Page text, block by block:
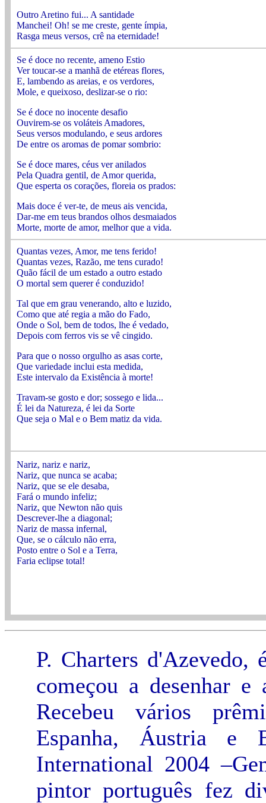
Outro Aretino fui... A santidade
Manchei! Oh! se me creste, gente ímpia,
Rasga meus versos, crê na eternidade!
Se é doce no recente, ameno Estio
Ver toucar-se a manhã de etéreas flores,
E, lambendo as areias, e os verdores,
Mole, e queixoso, deslizar-se o rio:
Se é doce no inocente desafio
Ouvirem-se os voláteis Amadores,
Seus versos modulando, e seus ardores
De entre os aromas de pomar sombrio:
Se é doce mares, céus ver anilados
Pela Quadra gentil, de Amor querida,
Que esperta os corações, floreia os prados:
Mais doce é ver-te, de meus ais vencida,
Dar-me em teus brandos olhos desmaiados
Morte, morte de amor, melhor que a vida.
Quantas vezes, Amor, me tens ferido!
Quantas vezes, Razão, me tens curado!
Quão fácil de um estado a outro estado
O mortal sem querer é conduzido!
Tal que em grau venerando, alto e luzido,
Como que até regia a mão do Fado,
Onde o Sol, bem de todos, lhe é vedado,
Depois com ferros vis se vê cingido.
Para que o nosso orgulho as asas corte,
Que variedade inclui esta medida,
Este intervalo da Existência à morte!
Travam-se gosto e dor; sossego e lida...
É lei da Natureza, é lei da Sorte
Que seja o Mal e o Bem matiz da vida.
Nariz, nariz e nariz,
Nariz, que nunca se acaba;
Nariz, que se ele desaba,
Fará o mundo infeliz;
Nariz, que Newton não quis
Descrever-lhe a diagonal;
Nariz de massa infernal,
Que, se o cálculo não erra,
Posto entre o Sol e a Terra,
Faria eclipse total!
P. Charters d'Azevedo,
começou a desenhar
Recebeu vários
Espanha, Áustria e
International 2004
pintor português fez